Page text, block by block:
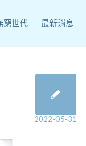
窮世代 最新消息
2022-05-31